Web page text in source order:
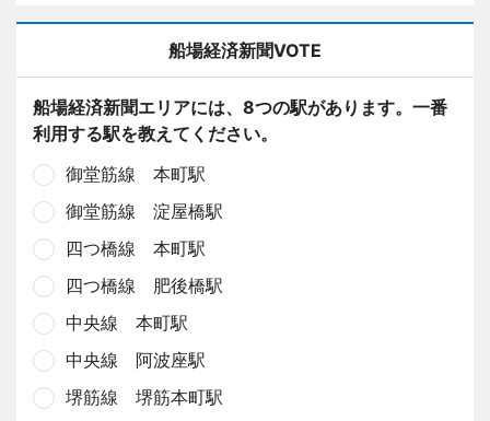
船場経済新聞VOTE
船場経済新聞エリアには、8つの駅があります。一番
利用する駅を教えてください。
御堂筋線 本町駅
御堂筋線 淀屋橋駅
四つ橋線 本町駅
四つ橋線 肥後橋駅
中央線 本町駅
中央線 阿波座駅
堺筋線 堺筋本町駅